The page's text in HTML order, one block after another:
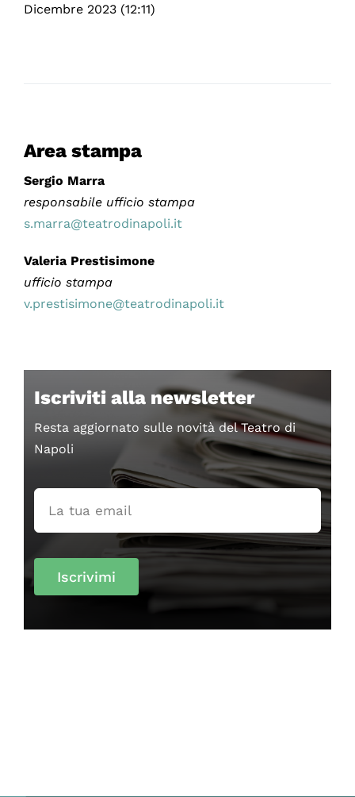
Dicembre 2023 (12:11)
Area stampa
Sergio Marra
responsabile ufficio stampa
s.marra@teatrodinapoli.it
Valeria Prestisimone
ufficio stampa
v.prestisimone@teatrodinapoli.it
Iscriviti alla newsletter
Resta aggiornato sulle novità del Teatro di
Napoli
Iscrivimi